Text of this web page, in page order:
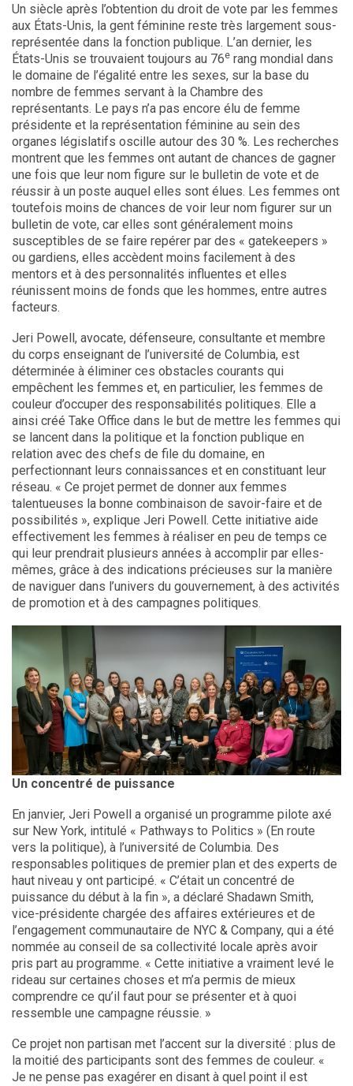
Un siècle après l’obtention du droit de vote par les femmes
aux États-Unis, la gent féminine reste très largement sous-
représentée dans la fonction publique. L’an dernier, les
États-Unis se trouvaient toujours au 76e rang mondial dans
le domaine de l’égalité entre les sexes, sur la base du
nombre de femmes servant à la Chambre des
représentants. Le pays n’a pas encore élu de femme
présidente et la représentation féminine au sein des
organes législatifs oscille autour des 30 %. Les recherches
montrent que les femmes ont autant de chances de gagner
une fois que leur nom figure sur le bulletin de vote et de
réussir à un poste auquel elles sont élues. Les femmes ont
toutefois moins de chances de voir leur nom figurer sur un
bulletin de vote, car elles sont généralement moins
susceptibles de se faire repérer par des « gatekeepers »
ou gardiens, elles accèdent moins facilement à des
mentors et à des personnalités influentes et elles
réunissent moins de fonds que les hommes, entre autres
facteurs.
Jeri Powell, avocate, défenseure, consultante et membre
du corps enseignant de l’université de Columbia, est
déterminée à éliminer ces obstacles courants qui
empêchent les femmes et, en particulier, les femmes de
couleur d’occuper des responsabilités politiques. Elle a
ainsi créé Take Office dans le but de mettre les femmes qui
se lancent dans la politique et la fonction publique en
relation avec des chefs de file du domaine, en
perfectionnant leurs connaissances et en constituant leur
réseau. « Ce projet permet de donner aux femmes
talentueuses la bonne combinaison de savoir-faire et de
possibilités », explique Jeri Powell. Cette initiative aide
effectivement les femmes à réaliser en peu de temps ce
qui leur prendrait plusieurs années à accomplir par elles-
mêmes, grâce à des indications précieuses sur la manière
de naviguer dans l’univers du gouvernement, à des activités
de promotion et à des campagnes politiques.
Un concentré de puissance
En janvier, Jeri Powell a organisé un programme pilote axé
sur New York, intitulé « Pathways to Politics » (En route
vers la politique), à l’université de Columbia. Des
responsables politiques de premier plan et des experts de
haut niveau y ont participé. « C’était un concentré de
puissance du début à la fin », a déclaré Shadawn Smith,
vice-présidente chargée des affaires extérieures et de
l’engagement communautaire de NYC & Company, qui a été
nommée au conseil de sa collectivité locale après avoir
pris part au programme. « Cette initiative a vraiment levé le
rideau sur certaines choses et m’a permis de mieux
comprendre ce qu’il faut pour se présenter et à quoi
ressemble une campagne réussie. »
Ce projet non partisan met l’accent sur la diversité : plus de
la moitié des participants sont des femmes de couleur. «
Je ne pense pas exagérer en disant à quel point il est